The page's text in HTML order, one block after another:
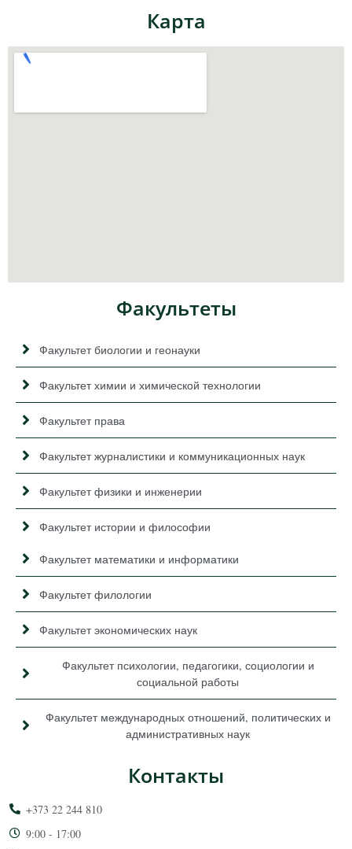
Карта
Факультеты
Факультет биологии и геонауки
Факультет химии и химической технологии
Факультет права
Факультет журналистики и коммуникационных наук
Факультет физики и инженерии
Факультет истории и философии
Факультет математики и информатики
Факультет филологии
Факультет экономических наук
Факультет психологии, педагогики, социологии и
социальной работы
Факультет международных отношений, политических и
административных наук
Контакты
+373 22 244 810
9:00 - 17:00